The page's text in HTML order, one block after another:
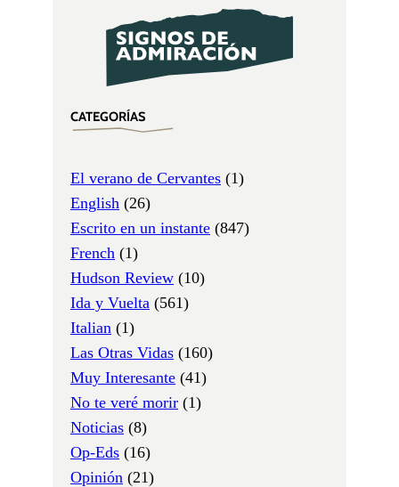
CATEGORÍAS
El verano de Cervantes (1)
English (26)
Escrito en un instante (847)
French (1)
Hudson Review (10)
Ida y Vuelta (561)
Italian (1)
Las Otras Vidas (160)
Muy Interesante (41)
No te veré morir (1)
Noticias (8)
Op-Eds (16)
Opinión (21)